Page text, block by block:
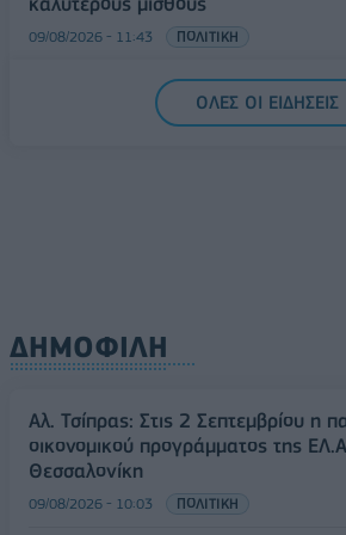
09/08/2026 - 11:43 ΠΟΛΙΤΙΚΗ
Υπ. Μεταφορών: Οριστική λύση στο
πινακίδων κυκλοφορίας - Τέλος
ΟΛΕΣ ΟΙ ΕΙΔΗΣΕΙΣ
ΔΗΜΟΦΙΛΗ
Αλ. Τσίπρας: Στις 2 Σεπτεμβρίου η
οικονομικού προγράμματος της
Θεσσαλονίκη
09/08/2026 - 10:03 ΠΟΛΙΤΙΚΗ